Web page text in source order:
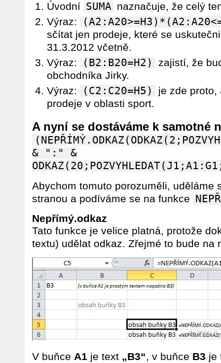
Úvodní SUMA naznačuje, že celý
Výraz:
sčítat jen prodeje, které se
31.3.2012 včetně.
Výraz:
(B2:B20=H2)
zajistí, že
obchodníka Jirky.
Výraz:
(C2:C20=H5)
je zde proto,
prodeje v oblasti sport.
A nyní se dostáváme k samotné
& ":" &
Abychom tomuto porozuměli, uděláme
stranou a podíváme se na funkce
Nepřímý.odkaz
Tato funkce je velice platná, protože
textu) udělat odkaz. Zřejmé to bude na
V buňce A1 je text „B3“, v buňce B3 je